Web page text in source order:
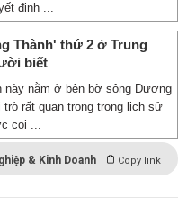
định ...
Thành' thứ 2 ở Trung
biết
này nằm ở bên bờ sông Dương
rất quan trọng trong lịch sử
coi ...
& Kinh Doanh Copy link